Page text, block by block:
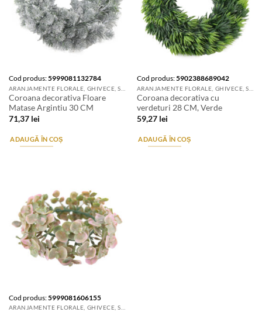
Cod produs:5999081132784
Coroana decorativa Floare
Matase Argintiu 30 CM
71,37 lei
ADAUGĂ ÎN COȘ
Cod produs:5902388689042
Coroana decorativa cu
verdeturi 28 CM, Verde
59,27 lei
ADAUGĂ ÎN COȘ
Cod produs:5999081606155